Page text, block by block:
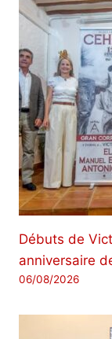
Débuts de
anniversaire
06/08/2026